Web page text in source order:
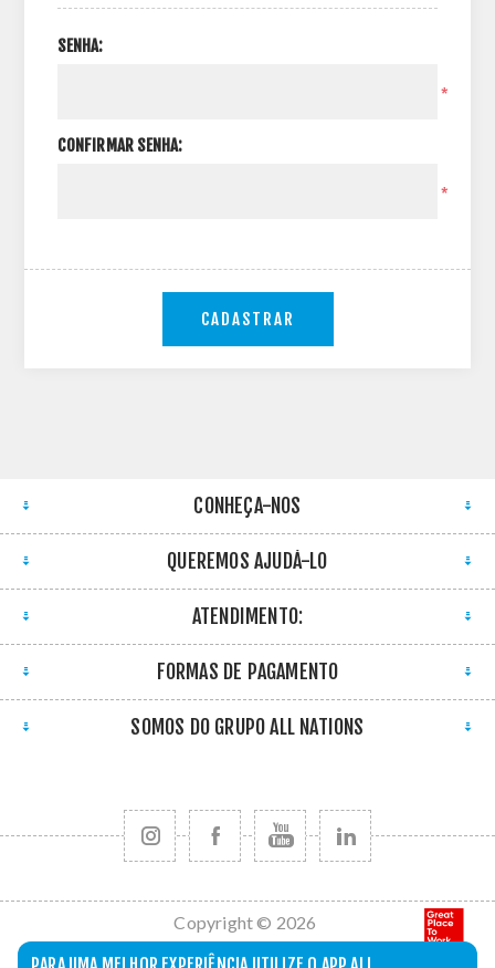
SENHA:
*
CONFIRMAR SENHA:
*
CADASTRAR
CONHEÇA-NOS
QUEREMOS AJUDÁ-LO
ATENDIMENTO:
FORMAS DE PAGAMENTO
SOMOS DO GRUPO ALL NATIONS
Copyright © 2026
All Nations. Todos